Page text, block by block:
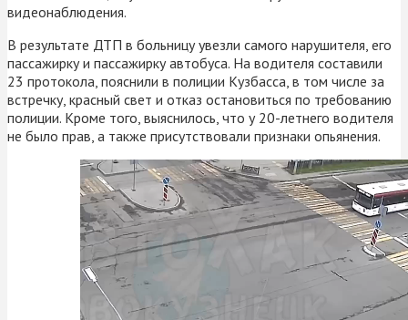
видеонаблюдения.
В результате ДТП в больницу увезли самого нарушителя, его
пассажирку и пассажирку автобуса. На водителя составили
23 протокола, пояснили в полиции Кузбасса, в том числе за
встречку, красный свет и отказ остановиться по требованию
полиции. Кроме того, выяснилось, что у 20-летнего водителя
не было прав, а также присутствовали признаки опьянения.